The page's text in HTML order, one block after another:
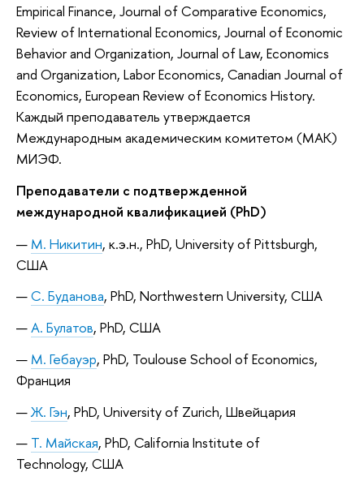
Empirical Finance, Journal of Comparative Economics,
Review of International Economics, Journal of Economic
Behavior and Organization, Journal of Law, Economics
and Organization, Labor Economics, Canadian Journal of
Economics, European Review of Economics History.
Каждый преподаватель утверждается
Международным академическим комитетом (МАК)
МИЭФ.
Преподаватели с подтвержденной
международной квалификацией (PhD)
М. Никитин, к.э.н., PhD, University of Pittsburgh,
США
С. Буданова, PhD, Northwestern University, США
А. Булатов, PhD, США
М. Гебауэр, PhD, Toulouse School of Economics,
Франция
Ж. Гэн, PhD, University of Zurich, Швейцария
Т. Майская, PhD, California Institute of
Technology, США